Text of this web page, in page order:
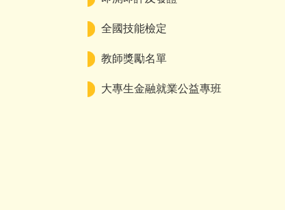
全國技能檢定
教師獎勵名單
大專生金融就業公益專班